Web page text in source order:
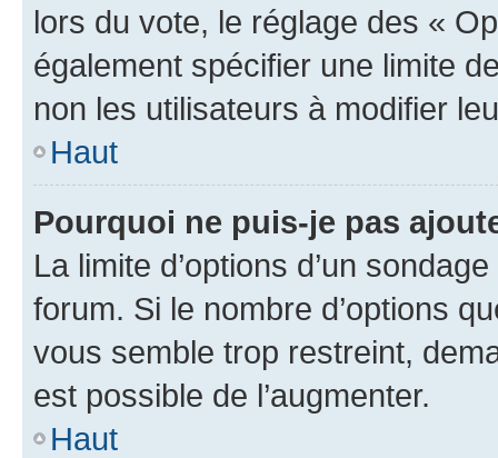
lors du vote, le réglage des «
également spécifier une limite
non les utilisateurs à modifier
Haut
Pourquoi ne puis-je pas
La limite d’options d’un
forum. Si le nombre d’options
vous semble trop restreint,
est possible de l’augmenter.
Haut